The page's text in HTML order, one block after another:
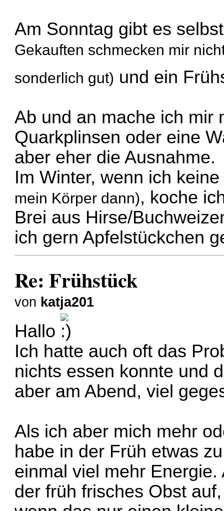
Am Sonntag gibt es
Gekauften schmecken mir
sonderlich gut) und ein
Ab und an mache ich mir
Quarkplinsen oder eine
aber eher die Ausnahme.
Im Winter, wenn ich
mein Körper dann), koche
Brei aus Hirse/
ich gern Apfelstückchen
Re: Frühstück
von katja201
Hallo
Ich hatte auch oft das
nichts essen konnte und
aber am Abend, viel
Als ich aber mich mehr
habe in der Früh etwas
einmal viel mehr
der früh frisches Obst